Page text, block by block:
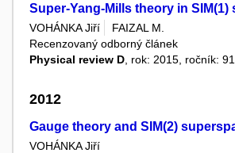
Super-Yang-Mills theory in SIM(1)
VOHÁNKA Jiří
FAIZAL M.
Recenzovaný odborný článek
Physical review D, rok: 2015, ročník:
2012
Gauge theory and SIM(2)
VOHÁNKA Jiří